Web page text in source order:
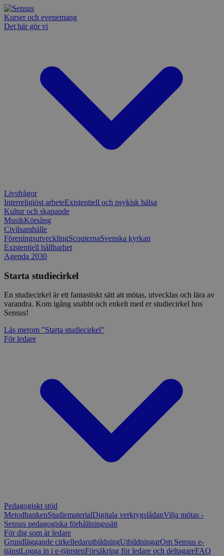
Kurser och evenemang
Det här gör vi
Livsfrågor
Interreligiöst arbeteExistentiell och psykisk hälsa
Kultur och skapande
MusikKörsång
Civilsamhälle
FöreningsutvecklingScouternaSvenska kyrkan
Existentiell hållbarhet
Agenda 2030
Starta studiecirkel
En studiecirkel är ett fantastiskt sätt att mötas, utvecklas och lära av
varandra. Kom igång snabbt och enkelt med er studiecirkel hos
Sensus!
Läs merom "Starta studiecirkel"
För ledare
Pedagogiskt stöd
MetodbankenStudiematerialDigitala verktygslådanVilja mötas -
Sensus pedagogiska förhållningssätt
För dig som är ledare
Grundläggande cirkelledarutbildningUtbildningarOm Sensus e-
tjänstLogga in i e-tjänstenFörsäkring för ledare och deltagareFAQ